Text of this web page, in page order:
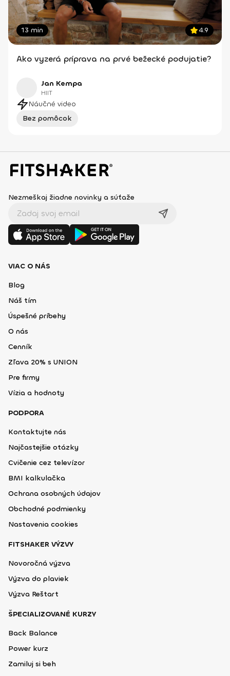
13 min 4.9
Ako vyzerá príprava na prvé bežecké podujatie?
Jan Kempa
HIIT
Náučné video
Bez pomôcok
Nezmeškaj žiadne novinky a súťaže
VIAC O NÁS
Blog
Náš tím
Úspešné príbehy
O nás
Cenník
Zľava 20% s UNION
Pre firmy
Vízia a hodnoty
PODPORA
Kontaktujte nás
Najčastejšie otázky
Cvičenie cez televízor
BMI kalkulačka
Ochrana osobných údajov
Obchodné podmienky
Nastavenia cookies
FITSHAKER VÝZVY
Novoročná výzva
Výzva do plaviek
Výzva Reštart
ŠPECIALIZOVANÉ KURZY
Back Balance
Power kurz
Zamiluj si beh